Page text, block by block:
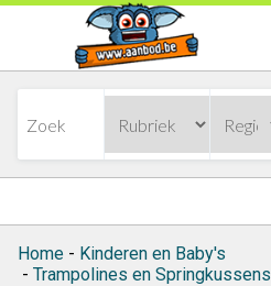
Home - Kinderen en Baby's
- Trampolines en Springkussens